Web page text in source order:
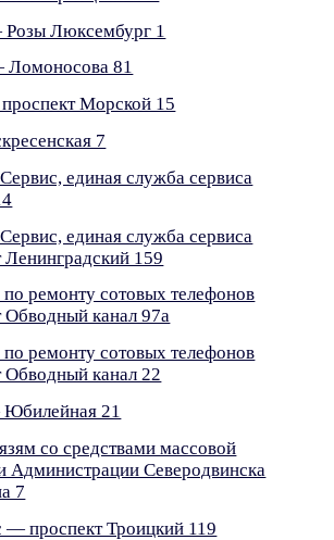
Люксембург 1
81
Морской 15
7
единая служба сервиса
единая служба сервиса
159
ремонту сотовых телефонов
канал 97а
ремонту сотовых телефонов
канал 22
21
со средствами массовой
Администрации Северодвинска
7
проспект Троицкий 119